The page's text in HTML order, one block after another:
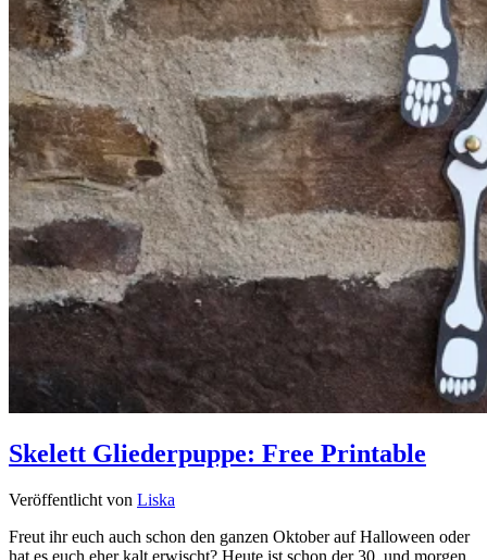
Skelett Gliederpuppe: Free Printable
Veröffentlicht von Liska
Freut ihr euch auch schon den ganzen Oktober auf Halloween oder
hat es euch eher kalt erwischt? Heute ist schon der 30. und morgen